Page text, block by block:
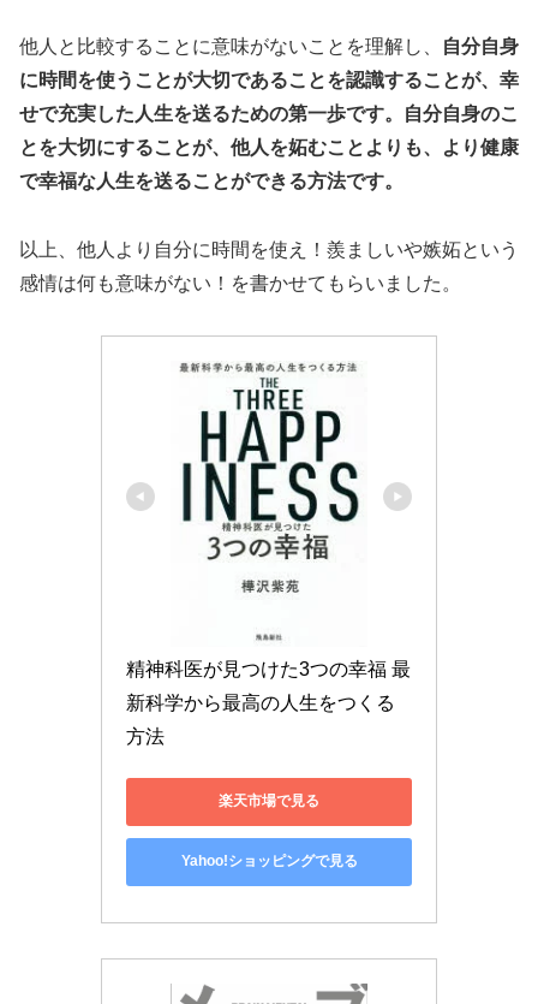
他人と比較することに意味がないことを理解し、
自分自身
に時間を使うことが大切であることを認識することが、幸
せで充実した人生を送るための第一歩です。自分自身のこ
とを大切にすることが、他人を妬むことよりも、より健康
で幸福な人生を送ることができる方法です。
以上、他人より自分に時間を使え！羨ましいや嫉妬という
感情は何も意味がない！を書かせてもらいました。
精神科医が見つけた3つの幸福 最
新科学から最高の人生をつくる
方法
楽天市場で見る
Yahoo!ショッピングで見る